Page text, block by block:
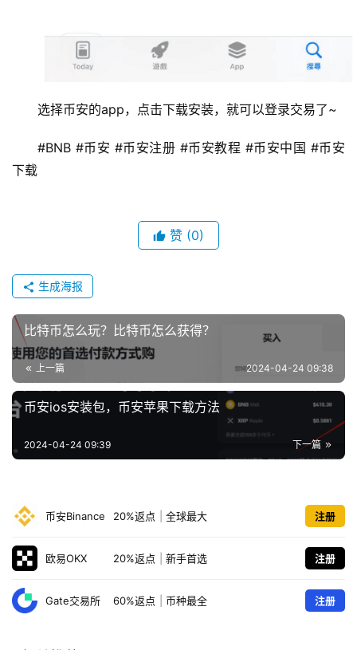
选择币安的app，点击下载安装，就可以登录交易了~
#BNB #币安 #币安注册 #币安教程 #币安中国 #币安
下载
赞 (0)
生成海报
比特币怎么玩？比特币怎么获得？
上一篇 2024-04-24 09:38
币安ios安装包，币安苹果下载方法
下一篇
2024-04-24 09:39
币安Binance 20%返点 全球最大 注册
欧易OKX 20%返点 新手首选 注册
Gate交易所 60%返点 币种最全 注册